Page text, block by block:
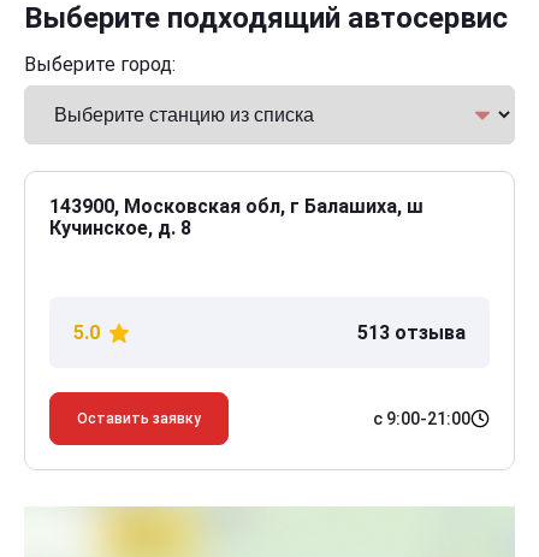
Выберите подходящий автосервис
Выберите город:
143900, Московская обл, г Балашиха, ш
Кучинское, д. 8
5.0 513 отзыва
Оставить заявку с 9:00-21:00